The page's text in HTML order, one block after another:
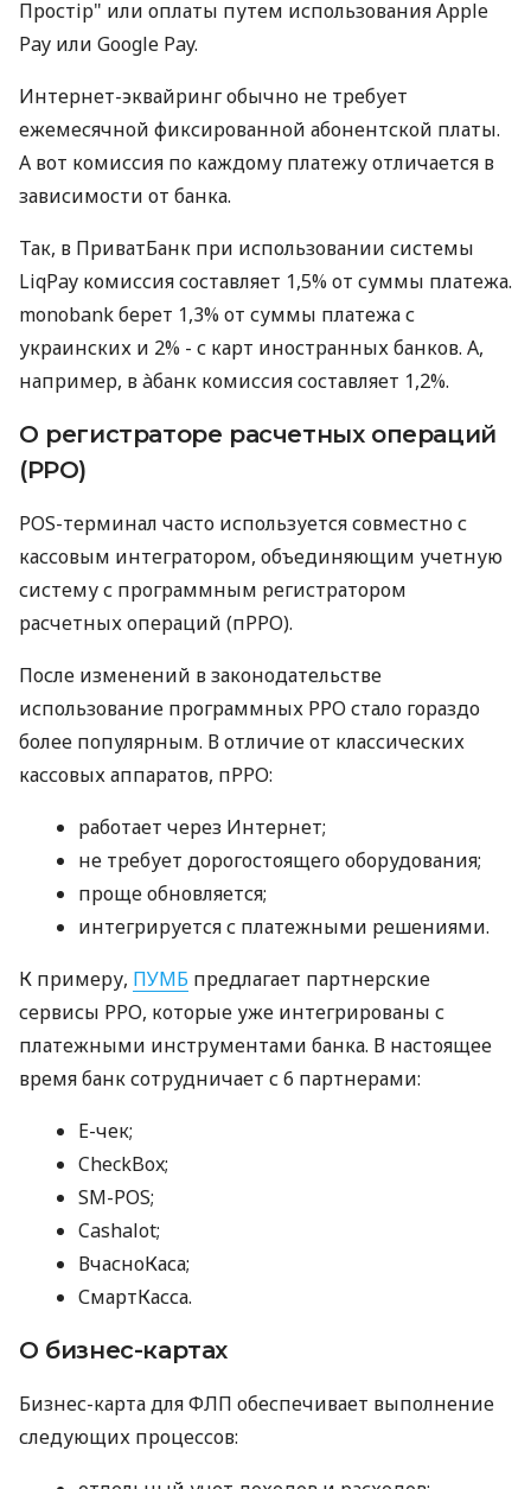
Простір" или оплаты путем использования Apple
Pay или Google Pay.
Интернет-эквайринг обычно не требует
ежемесячной фиксированной абонентской платы.
А вот комиссия по каждому платежу отличается в
зависимости от банка.
Так, в ПриватБанк при использовании системы
LiqPay комиссия составляет 1,5% от суммы платежа.
monobank берет 1,3% от суммы платежа с
украинских и 2% - с карт иностранных банков. А,
например, в àбанк комиссия составляет 1,2%.
О регистраторе расчетных операций
(РРО)
POS-терминал часто используется совместно с
кассовым интегратором, объединяющим учетную
систему с программным регистратором
расчетных операций (пРРО).
После изменений в законодательстве
использование программных РРО стало гораздо
более популярным. В отличие от классических
кассовых аппаратов, пРРО:
работает через Интернет;
не требует дорогостоящего оборудования;
проще обновляется;
интегрируется с платежными решениями.
К примеру, ПУМБ предлагает партнерские
сервисы РРО, которые уже интегрированы с
платежными инструментами банка. В настоящее
время банк сотрудничает с 6 партнерами:
E-чек;
CheckBox;
SM-POS;
Cashalot;
ВчасноКаса;
СмартКасса.
О бизнес-картах
Бизнес-карта для ФЛП обеспечивает выполнение
следующих процессов: